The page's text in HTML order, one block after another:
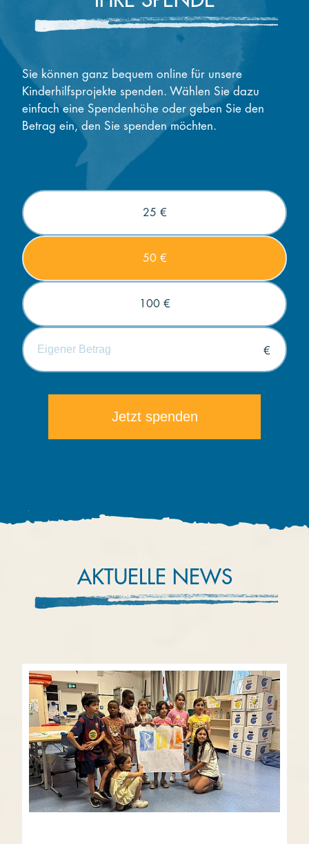
Sie können ganz bequem online für unsere
Kinderhilfsprojekte spenden. Wählen Sie dazu
einfach eine Spendenhöhe oder geben Sie den
Betrag ein, den Sie spenden möchten.
25 €
50 €
100 €
€
AKTUELLE NEWS